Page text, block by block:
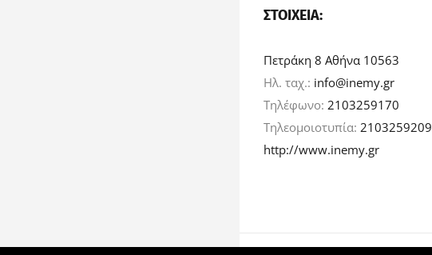
ΣΤΟΙΧΕΊΑ:
Πετράκη 8 Αθήνα 10563
Ηλ. ταχ.: info@inemy.gr
Τηλέφωνο: 2103259170
Τηλεομοιοτυπία: 2103259209
http://www.inemy.gr